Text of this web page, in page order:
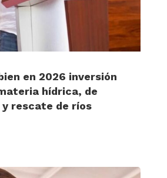
en 2026 inversión
hídrica, de
rescate de ríos